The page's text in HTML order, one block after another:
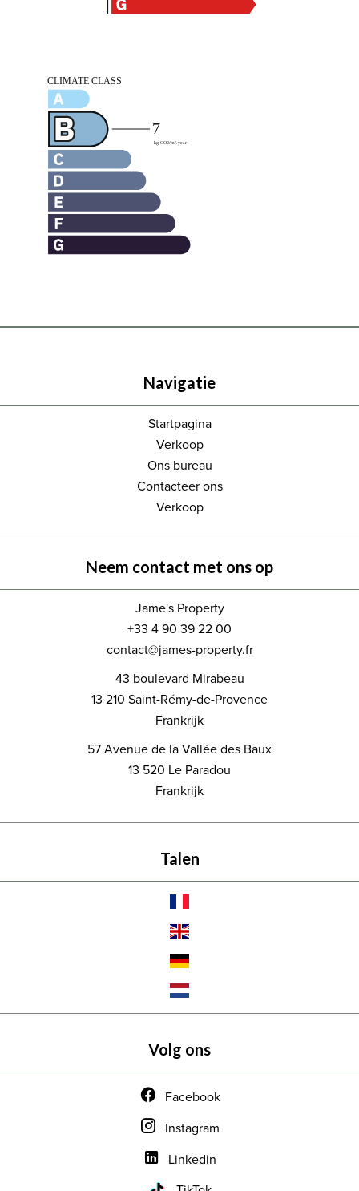
Navigatie
Startpagina
Verkoop
Ons bureau
Contacteer ons
Verkoop
Neem contact met ons op
Jame's Property
+33 4 90 39 22 00
contact@james-property.fr
43 boulevard Mirabeau
13 210 Saint-Rémy-de-Provence
Frankrijk
57 Avenue de la Vallée des Baux
13 520 Le Paradou
Frankrijk
Talen
Volg ons
Facebook
Instagram
Linkedin